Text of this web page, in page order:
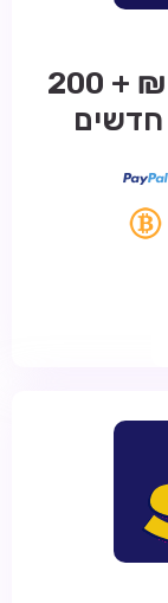
בונוס מתגלגל עד 2,000 ₪ + 200
חדשים